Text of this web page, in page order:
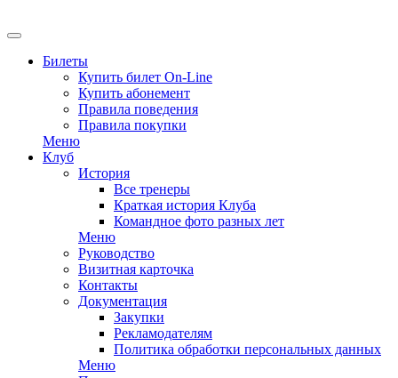
Билеты
Купить билет On-Line
Купить абонемент
Правила поведения
Правила покупки
Меню
Клуб
История
Все тренеры
Краткая история Клуба
Командное фото разных лет
Меню
Руководство
Визитная карточка
Контакты
Документация
Закупки
Рекламодателям
Политика обработки персональных данных
Меню